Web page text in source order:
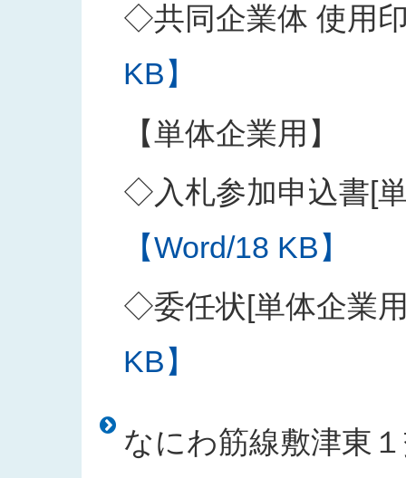
◇共同企業体 使用
KB】
【単体企業用】
◇入札参加申込書[
【Word/18 KB】
◇委任状[単体企業
KB】
なにわ筋線敷津東